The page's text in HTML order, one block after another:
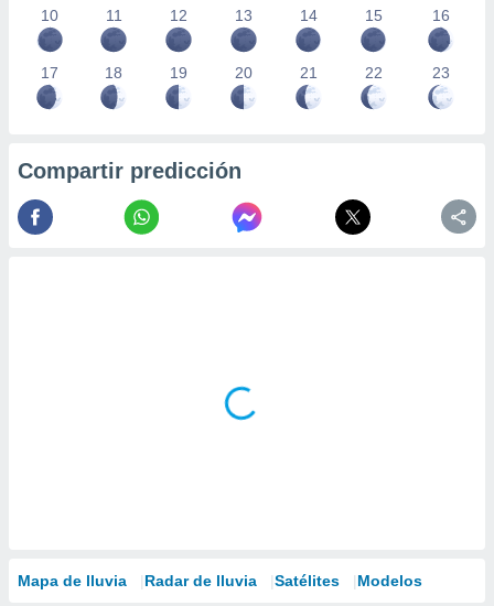
10
11 12 13 14 15 16
17 18 19 20 21 22 23
Compartir predicción
Mapa de lluvia Radar de lluvia Satélites Modelos